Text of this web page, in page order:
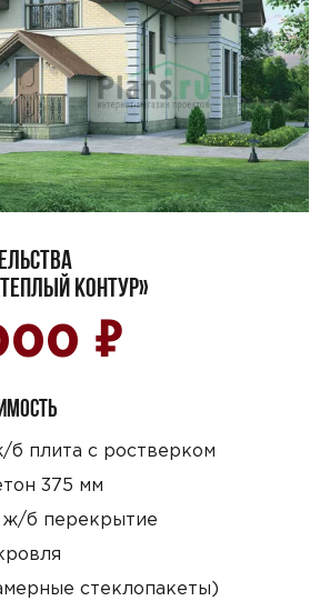
КОНТУР»
₽
плита с ростверком
375 мм
б перекрытие
стеклопакеты)